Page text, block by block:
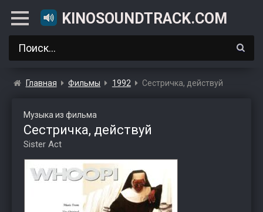
KINOSOUNDTRACK.COM
Главная Фильмы 1992 Сестричка, действуй
Музыка из фильма
Сестричка, действуй
Sister Act